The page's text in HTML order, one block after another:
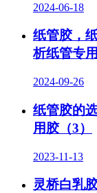
2024-06-18
纸管胶，
析纸管专
2024-09-26
纸管胶的
用胶（3）
2023-11-13
灵桥白乳